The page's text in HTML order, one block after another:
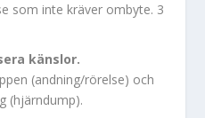
som inte kräver ombyte. 3
känslor.
(andning/rörelse) och
(hjärndump).